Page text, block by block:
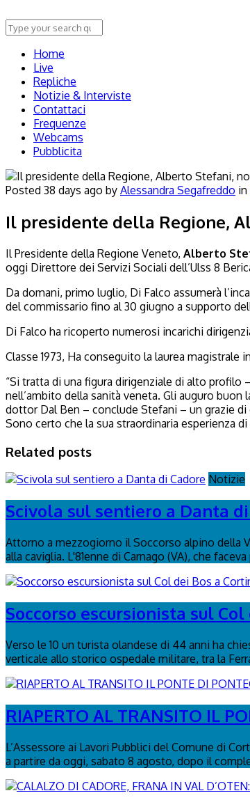
Home
Live
Repliche
Notizie & Interviste
Contattaci
Frequenze
Webcams
Pubblicita
Posted 38 days ago by Alessandra Segafreddo in
Il presidente della Regione,
Il Presidente della Regione Veneto, Alberto
oggi Direttore dei Servizi Sociali dell’Ulss 8
Da domani, primo luglio, Di Falco assumerà
del commissario fino al 30 giugno a supporto
Di Falco ha ricoperto numerosi incarichi
Classe 1973, Ha conseguito la laurea magistrale
“Si tratta di una figura dirigenziale di alto
nell’ambito della sanità veneta. Gli auguro
dottor Dal Ben – conclude Stefani – un grazie
Sono certo che la sua straordinaria esperienza di
Related posts
Notizie
Scivola sul sentiero a Danta
Attorno a mezzogiorno il Soccorso alpino della
alla caviglia. L'81enne di Carnago (VA), che
Soccorso escursionista sul
Verso le 10 un turista olandese di 44 anni ha
verticale allo storico ospedale militare, tra la
RIAPERTO AL TRANSITO IL
L’Assessore ai Lavori Pubblici del Comune di
a partire da oggi, sabato 8 agosto, dopo il